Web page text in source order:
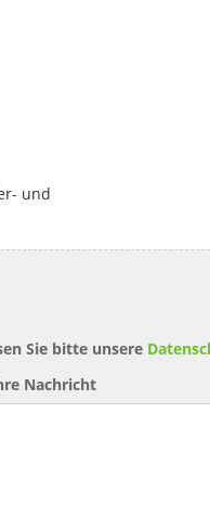
und
Sie bitte unsere
Nachricht